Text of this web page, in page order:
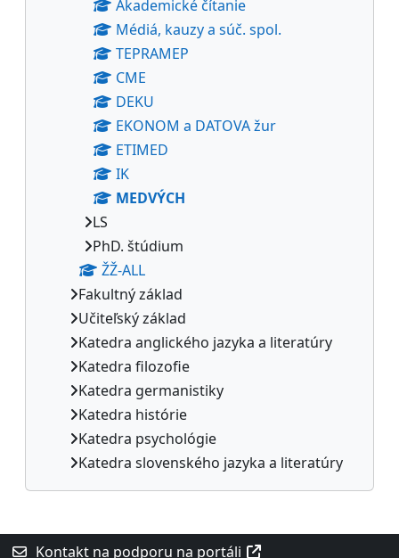
Akademické čítanie
Médiá, kauzy a súč. spol.
TEPRAMEP
CME
DEKU
EKONOM a DATOVA žur
ETIMED
IK
MEDVÝCH
LS
PhD. štúdium
ŽŽ-ALL
Fakultný základ
Učiteľský základ
Katedra anglického jazyka a literatúry
Katedra filozofie
Katedra germanistiky
Katedra histórie
Katedra psychológie
Katedra slovenského jazyka a literatúry
Dodatočné bloky
Kontakt na podporu na portáli